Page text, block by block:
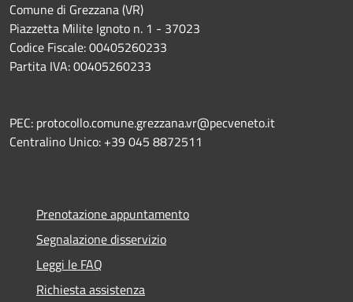
Comune di Grezzana (VR)
Piazzetta Milite Ignoto n. 1 - 37023
Codice Fiscale: 00405260233
Partita IVA: 00405260233
PEC: protocollo.comune.grezzana.vr@pecveneto.it
Centralino Unico: +39 045 8872511
Prenotazione appuntamento
Segnalazione disservizio
Leggi le FAQ
Richiesta assistenza